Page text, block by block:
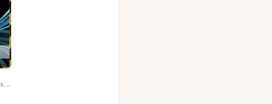
Various Artists, Fong, ST Lirik, DJ Gravity, Summet, Dj Suvinir, Aries Vega, U.T.E, Stupidfacedd, Mazurenko, Owen Star, Reallyva...